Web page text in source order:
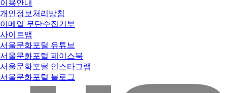
이용안내
개인정보처리방침
이메일 무단수집거부
사이트맵
서울문화포털 유튜브
서울문화포털 페이스북
서울문화포털 인스타그램
서울문화포털 블로그